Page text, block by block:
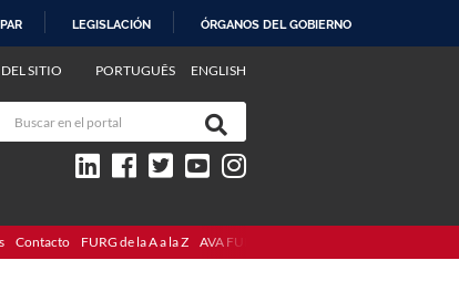
LEGISLACIÓN ÓRGANOS DEL GOBIERNO
PORTUGUÊS ENGLISH
SITIO
Contacto FURG de la A a la Z AVA FURG